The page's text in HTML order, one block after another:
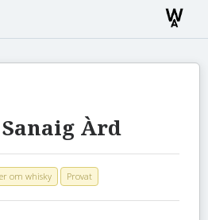
Àrd
om whisky Provat